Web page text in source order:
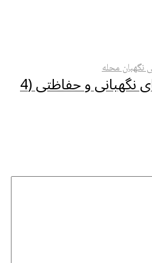
استفاده از شرکت های نگهبانی و حفاظتی (4